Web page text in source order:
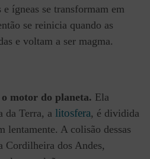
e ígneas se transformam em
se reinicia quando as
e voltam a ser magma.
o motor do planeta. Ela
da Terra, a litosfera, é dividida
lentamente. A colisão dessas
Cordilheira dos Andes,